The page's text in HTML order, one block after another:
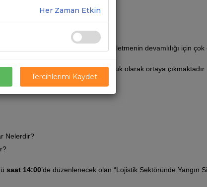
yaşanabilecek zararın telafisi işletmenin devamlılığı için çok
geleceği açısından bir zorunluluk olarak ortaya çıkmaktadır.
Nelerdir?
saat 14:00’de düzenlenecek olan “Lojistik Sektöründe Yangın
Her Zaman Etkin
Tercihlerimi Kaydet